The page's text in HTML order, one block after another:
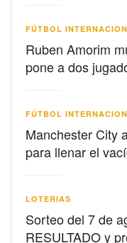
FÚTBOL
Ruben Amorim
pone a dos
FÚTBOL
Manchester City
para llenar el
LOTERIAS
Sorteo del 7 de
RESULTADO y